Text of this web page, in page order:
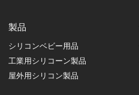
製品
シリコンベビー用品
工業用シリコーン製品
屋外用シリコン製品